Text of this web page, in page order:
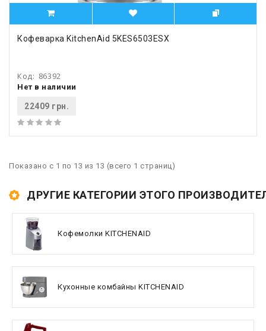
Кофеварка KitchenAid 5KES6503ESX
Код: 86392
Нет в наличии
22409 грн.
Показано с 1 по 13 из 13 (всего 1 страниц)
ДРУГИЕ КАТЕГОРИИ ЭТОГО
Кофемолки KITCHENAID
Кухонные комбайны KITCHENAID